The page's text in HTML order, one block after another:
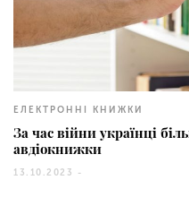
ЕЛЕКТРОННІ КНИЖКИ
За час війни українці
авдіокнижки
13.10.2023 -